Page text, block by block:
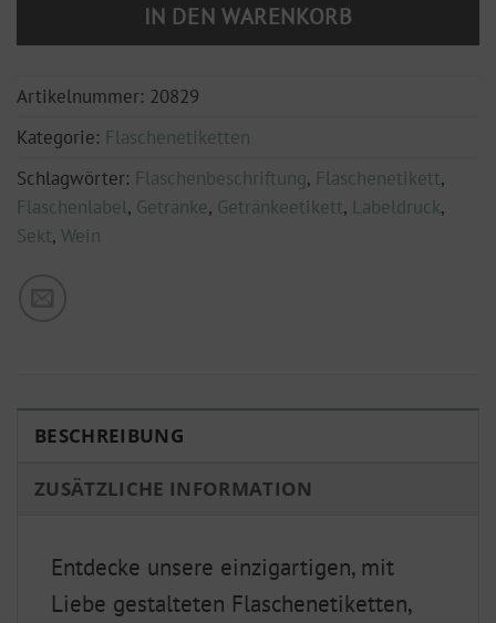
IN DEN WARENKORB
Artikelnummer: 20829
Kategorie: Flaschenetiketten
Schlagwörter: Flaschenbeschriftung, Flaschenetikett,
Flaschenlabel, Getränke, Getränkeetikett, Labeldruck,
Sekt, Wein
BESCHREIBUNG
ZUSÄTZLICHE INFORMATION
Entdecke unsere einzigartigen, mit
Liebe gestalteten Flaschenetiketten,